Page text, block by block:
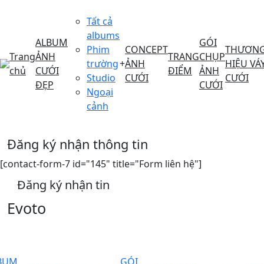
Trang
chủ
ALBUM
ẢNH
CƯỚI
ĐẸP
Tất cả
albums
Phim
trường
Studio
Ngoại
cảnh
+
CONCEPT
ẢNH
CƯỚI
TRANG
ĐIỂM
GÓI
CHỤP
ẢNH
CƯỚI
HIỆU
CƯỚI
Đăng ký nhận thông tin
[contact-form-7 id="145" title="Form liên hệ"]
Đăng ký nhận tin
Evoto